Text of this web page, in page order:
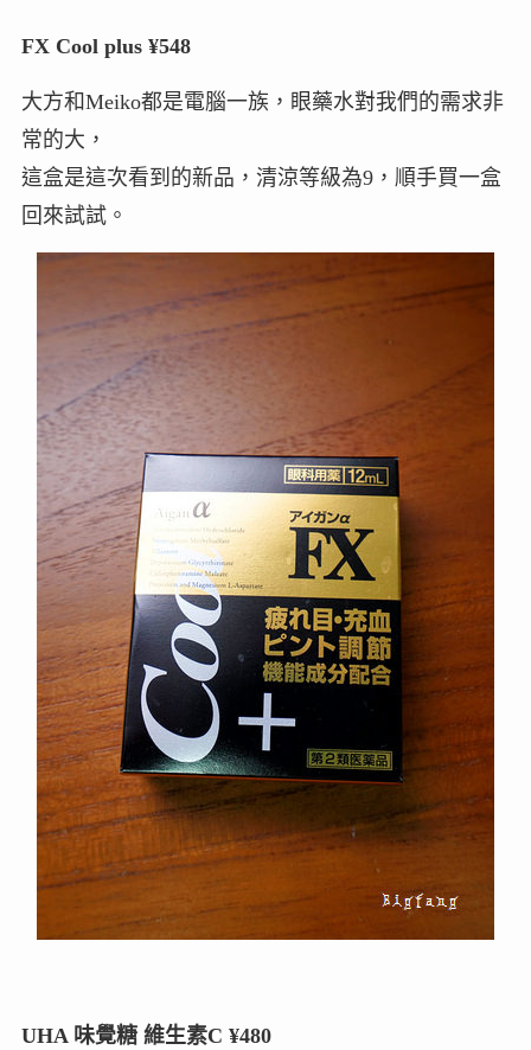
FX Cool plus ¥548
大方和Meiko都是電腦一族，眼藥水對我們的需求非
常的大，
這盒是這次看到的新品，清涼等級為9，順手買一盒
回來試試。
UHA 味覺糖 維生素C ¥480